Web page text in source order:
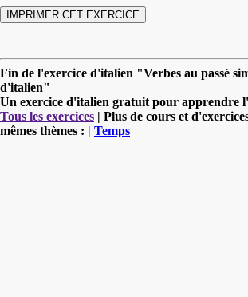
Fin de l'exercice d'italien "Verbes au passé
d'italien"
Un exercice d'italien gratuit pour apprendre
Tous les exercices | Plus de cours et
mêmes thèmes : | Temps